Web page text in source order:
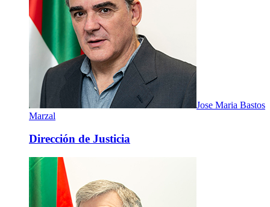
Jose Maria Bastos
Marzal
Dirección de Justicia